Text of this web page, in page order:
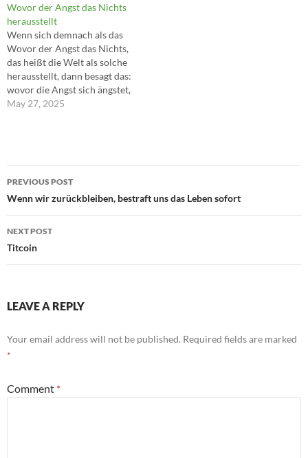
Wovor der Angst das Nichts
herausstellt
Wenn sich demnach als das
Wovor der Angst das Nichts,
das heißt die Welt als solche
herausstellt, dann besagt das:
wovor die Angst sich ängstet,
ist das In-der-Welt-sein
May 27, 2025
Post
navigation
PREVIOUS POST
Wenn wir zurückbleiben, bestraft uns das Leben sofort
NEXT POST
Titcoin
LEAVE A REPLY
Your email address will not be published. Required fields are marked
*
Comment *